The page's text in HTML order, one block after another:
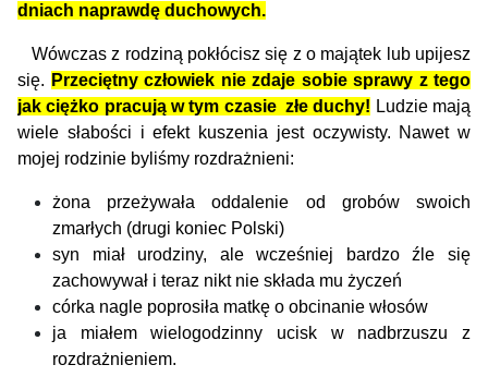
dniach naprawdę duchowych.
Wówczas z rodziną pokłócisz się z o majątek lub upijesz
się. Przeciętny człowiek nie zdaje sobie sprawy z tego
jak ciężko pracują w tym czasie złe duchy! Ludzie mają
wiele słabości i efekt kuszenia jest oczywisty. Nawet w
mojej rodzinie byliśmy rozdrażnieni:
żona przeżywała oddalenie od grobów swoich
zmarłych (drugi koniec Polski)
syn miał urodziny, ale wcześniej bardzo źle się
zachowywał i teraz nikt nie składa mu życzeń
córka nagle poprosiła matkę o obcinanie włosów
ja miałem wielogodzinny ucisk w nadbrzuszu z
rozdrażnieniem.